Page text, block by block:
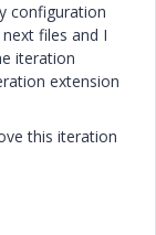
configuration
files and I
iteration
extension
this iteration